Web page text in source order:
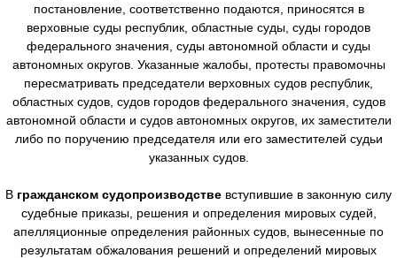
постановление, соответственно подаются, приносятся в
верховные суды республик, областные суды, суды городов
федерального значения, суды автономной области и суды
автономных округов. Указанные жалобы, протесты правомочны
пересматривать председатели верховных судов республик,
областных судов, судов городов федерального значения, судов
автономной области и судов автономных округов, их заместители
либо по поручению председателя или его заместителей судьи
указанных судов.
В гражданском судопроизводстве вступившие в законную силу
судебные приказы, решения и определения мировых судей,
апелляционные определения районных судов, вынесенные по
результатам обжалования решений и определений мировых